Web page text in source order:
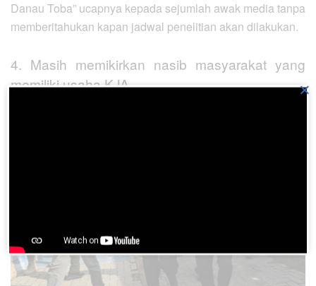
Danau Toba” ucapnya kepada sejumlah awak media tanpa
memberitahukan kapan jadwal penelitian akan dilakukan.
4. Masih memikirkan nasib masyarakat yang
memiliki usaha KJA
×